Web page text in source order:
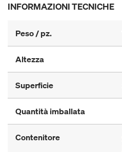
INFORMAZIONI TECNICHE
Peso / pz.
Altezza
Superficie
Quantità imballata
Contenitore